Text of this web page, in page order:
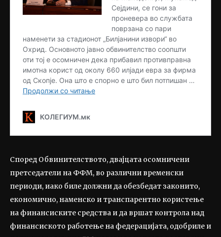
Според Обвинителството, двајцата осомничени
претседатели на ФФМ, во различни временски
периоди, иако биле должни да обезбедат законито,
економично, наменско и транспарентно користење
на финансиските средства и да вршат контрола над
финансиското работење на федерацијата, одобриле и